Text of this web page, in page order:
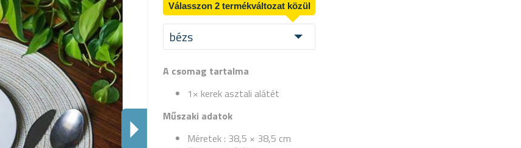
Válasszon 2 termékváltozat közül
bézs
A csomag tartalma
1× kerek asztali alátét
Műszaki adatok
Méretek : 38,5 × 38,5 cm